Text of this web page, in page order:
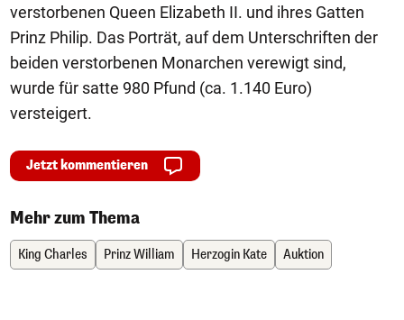
verstorbenen Queen Elizabeth II. und ihres Gatten
Prinz Philip. Das Porträt, auf dem Unterschriften der
beiden verstorbenen Monarchen verewigt sind,
wurde für satte 980 Pfund (ca. 1.140 Euro)
versteigert.
Jetzt kommentieren
Mehr zum Thema
King Charles Prinz William Herzogin Kate Auktion